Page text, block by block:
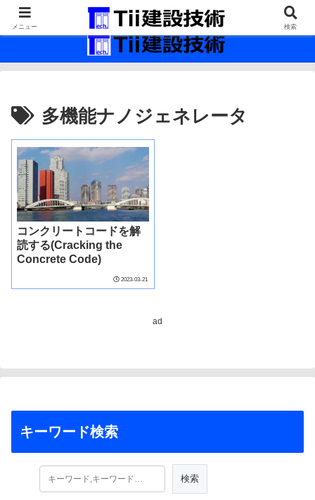
最新の建設技術の情報インフラ。
多機能ナノジェネレータ
コンクリートコードを解
読する(Cracking the
Concrete Code)
2023-03-21
ad
キーワード検索
メニュー 検索